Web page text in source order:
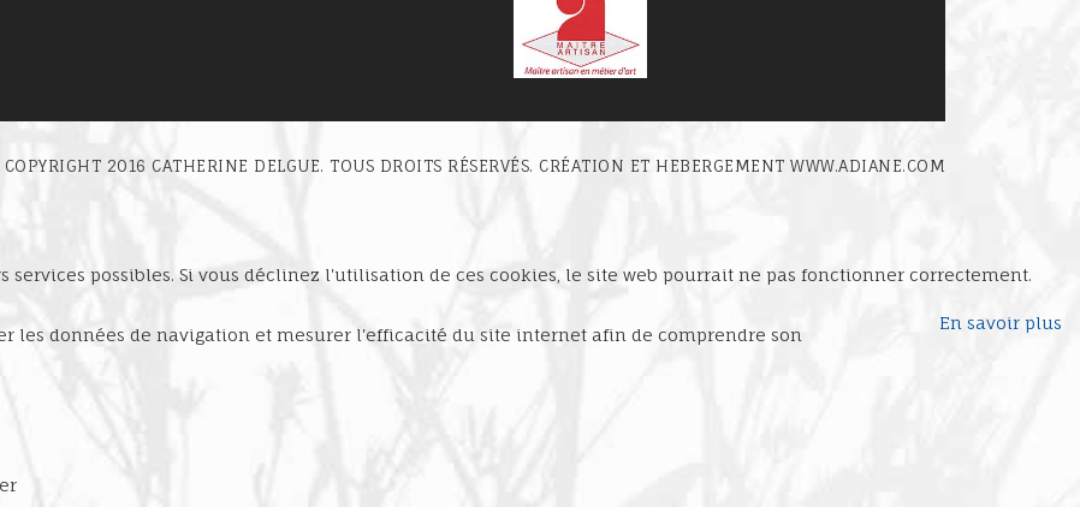
2016 CATHERINE DELGUE. TOUS DROITS RÉSERVÉS. CRÉATION ET HEBERGEMENT WWW.ADIANE.COM
possibles. Si vous déclinez l'utilisation de ces cookies, le site web pourrait ne pas fonctionner correctement.
En savoir plus
les données de navigation et mesurer l'efficacité du site internet afin de comprendre son